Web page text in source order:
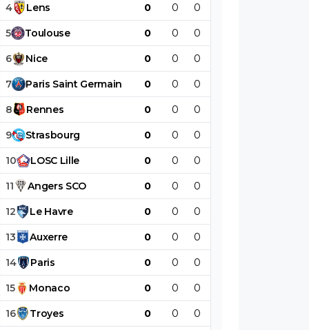
4 Lens 0 0 0
5 Toulouse 0 0 0
6 Nice 0 0 0
7 Paris Saint Germain 0 0 0
8 Rennes 0 0 0
9 Strasbourg 0 0 0
10 LOSC Lille 0 0 0
11 Angers SCO 0 0 0
12 Le Havre 0 0 0
13 Auxerre 0 0 0
14 Paris 0 0 0
15 Monaco 0 0 0
16 Troyes 0 0 0